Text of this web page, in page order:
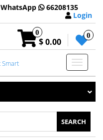
WhatsApp
66208135
Login
0
$ 0.00
0
Toggle